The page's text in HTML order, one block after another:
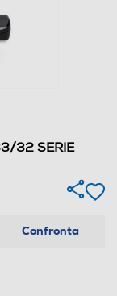
32 SERIE
Confronta